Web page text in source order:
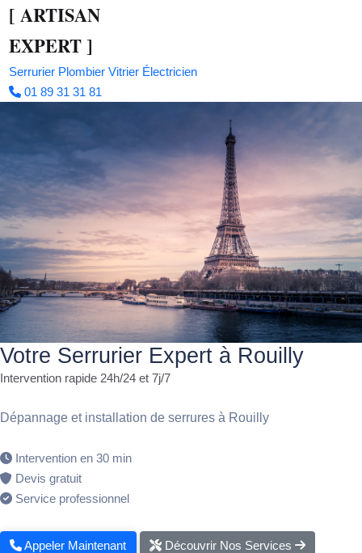
[ ARTISAN
EXPERT]
Serrurier Plombier Vitrier Électricien
01 89 31 31 81
Votre Serrurier Expert à Rouilly
Intervention rapide 24h/24 et 7j/7
Dépannage et installation de serrures à Rouilly
Intervention en 30 min
Devis gratuit
Service professionnel
Appeler Maintenant Découvrir Nos Services